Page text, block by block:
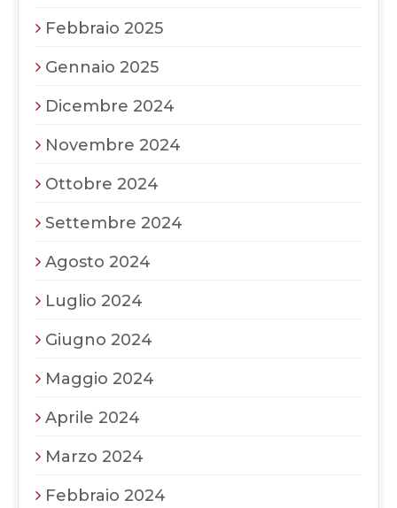
Febbraio 2025
Gennaio 2025
Dicembre 2024
Novembre 2024
Ottobre 2024
Settembre 2024
Agosto 2024
Luglio 2024
Giugno 2024
Maggio 2024
Aprile 2024
Marzo 2024
Febbraio 2024